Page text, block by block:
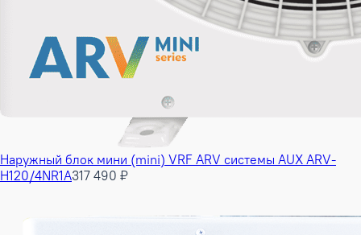
Наружный блок мини (mini) VRF ARV системы AUX ARV-
H120/4NR1A317 490 ₽